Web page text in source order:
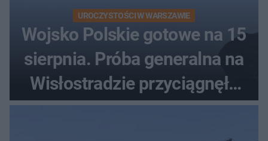
UROCZYSTOŚCI W WARSZAWIE
Wojsko Polskie gotowe na 15
sierpnia. Próba generalna na
Wisłostradzie przyciągnęła
tłumy